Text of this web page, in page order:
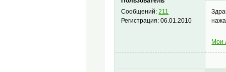
Сообщений:211
Регистрация:06.01.2010
Мои